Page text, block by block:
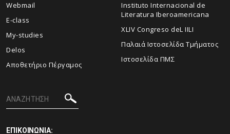
Webmail
E-class
My-studies
Delos
Αποθετήριο Πέργαμος
Instituto Internacional de
Literatura Iberoamericana
XLIV Congreso deL IILI
Παλαιά Ιστοσελίδα Τμήματος
Ιστοσελίδα ΠΜΣ
ΕΠΙΚΟΙΝΩΝΙΑ: